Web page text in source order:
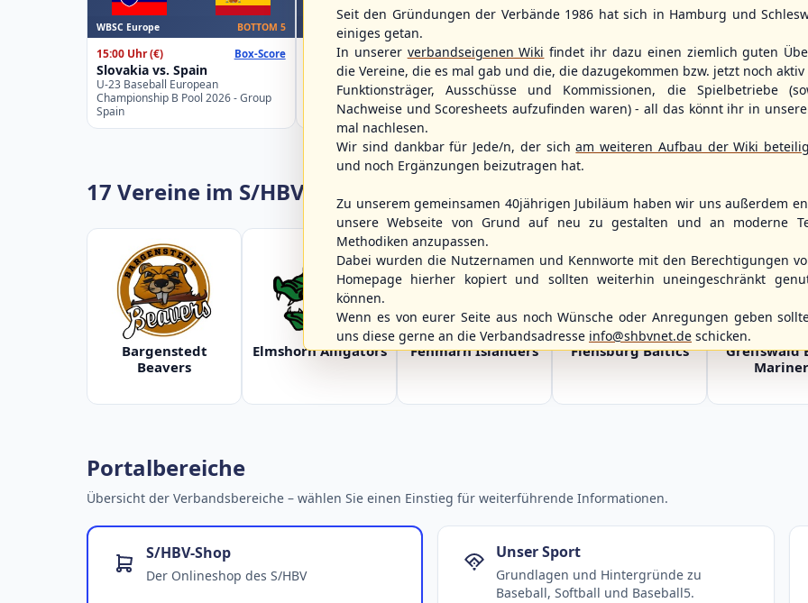
WBSC Europe BOTTOM 5
15:00 Uhr(€) Box-Score
Slovakia vs. Spain
U-23 Baseball European
Championship B Pool 2026 - Group
Spain
WBSC Europe
16:00 Uhr(€) Box-Score
Belgium vs. Germany
U-23 Baseball European
Championship B Pool 2026 - Group
Germany
12:00 Uhr(€) Box-Score
Poland vs. Sweden
U-23 Baseball European
Championship B Pool 2026 - Group
Germany
WBSC Europe
11:30 Uhr(€)
Switzerland
U-23 Baseball
Championship B
Spain
17 Vereine im S/HBV
Bargenstedt
Beavers
Elmshorn Alligators Fehmarn Islanders Flensburg Baltics
Greifswald
Portalbereiche
Übersicht der Verbandsbereiche – wählen Sie einen Einstieg für weiterführende Informationen.
S/HBV-Shop
Der Onlineshop des S/HBV
Unser Sport
Grundlagen und Hintergründe zu
Baseball, Softball und Baseball5.
Seit den Gründungen der Verbände 1986 hat sich in Hamburg und
einiges getan.
In unserer verbandseigenen Wiki findet ihr dazu einen ziemlich guten
die Vereine, die es mal gab und die, die dazugekommen bzw. jetzt noch aktiv
Funktionsträger, Ausschüsse und Kommissionen, die Spielbetriebe
Nachweise und Scoresheets aufzufinden waren) - all das könnt ihr in
mal nachlesen.
Wir sind dankbar für Jede/n, der sicham weiteren Aufbau der Wiki
und noch Ergänzungen beizutragen hat.
Zu unserem gemeinsamen 40jährigen Jubiläum haben wir uns außerdem
unsere Webseite von Grund auf neu zu gestalten und an moderne
Methodiken anzupassen.
Dabei wurden die Nutzernamen und Kennworte mit den Berechtigungen
Homepage hierher kopiert und sollten weiterhin uneingeschränkt
können.
Wenn es von eurer Seite aus noch Wünsche oder Anregungen geben
uns diese gerne an die Verbandsadresse info@shbvnet.de schicken.